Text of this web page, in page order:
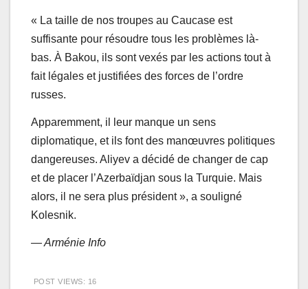
« La taille de nos troupes au Caucase est
suffisante pour résoudre tous les problèmes là-
bas. À Bakou, ils sont vexés par les actions tout à
fait légales et justifiées des forces de l’ordre
russes.
Apparemment, il leur manque un sens
diplomatique, et ils font des manœuvres politiques
dangereuses. Aliyev a décidé de changer de cap
et de placer l’Azerbaïdjan sous la Turquie. Mais
alors, il ne sera plus président », a souligné
Kolesnik.
— Arménie Info
POST VIEWS: 16